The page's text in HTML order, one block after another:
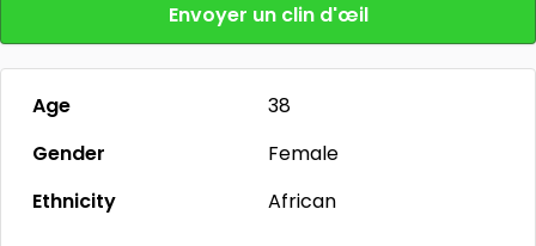
Envoyer un clin d'œil
Age
38
Gender
Female
Ethnicity
African